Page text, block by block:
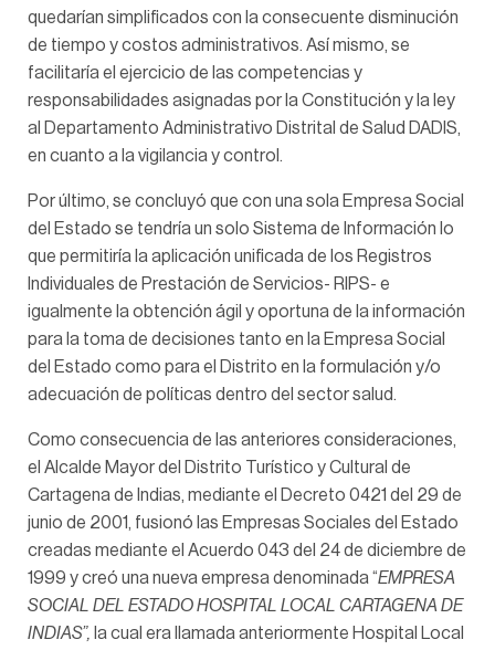
quedarían simplificados con la consecuente disminución
de tiempo y costos administrativos. Así mismo, se
facilitaría el ejercicio de las competencias y
responsabilidades asignadas por la Constitución y la ley
al Departamento Administrativo Distrital de Salud DADIS,
en cuanto a la vigilancia y control.
Por último, se concluyó que con una sola Empresa Social
del Estado se tendría un solo Sistema de Información lo
que permitiría la aplicación unificada de los Registros
Individuales de Prestación de Servicios- RIPS- e
igualmente la obtención ágil y oportuna de la información
para la toma de decisiones tanto en la Empresa Social
del Estado como para el Distrito en la formulación y/o
adecuación de políticas dentro del sector salud.
Como consecuencia de las anteriores consideraciones,
el Alcalde Mayor del Distrito Turístico y Cultural de
Cartagena de Indias, mediante el Decreto 0421 del 29 de
junio de 2001, fusionó las Empresas Sociales del Estado
creadas mediante el Acuerdo 043 del 24 de diciembre de
1999 y creó una nueva empresa denominada “EMPRESA
SOCIAL DEL ESTADO HOSPITAL LOCAL CARTAGENA DE
INDIAS”, la cual era llamada anteriormente Hospital Local